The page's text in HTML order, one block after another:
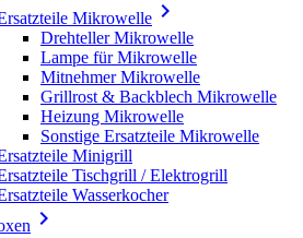
Mikrowelle 
Drehteller Mikrowelle
Lampe für Mikrowelle
Mitnehmer Mikrowelle
Grillrost & Backblech Mikrowelle
Heizung Mikrowelle
Sonstige Ersatzteile Mikrowelle
Minigrill
Tischgrill / Elektrogrill
Wasserkocher
